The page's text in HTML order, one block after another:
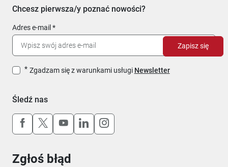
Chcesz pierwsza/y poznać nowości?
Adres e-mail
Zgadzam się z warunkami usługi Newsletter
Zapisz się
Śledź nas
Uwaga, link otworzy się w nowym oknie
Uwaga, link otworzy się w nowym oknie
Uwaga, link otworzy się w nowym
Uwaga, link otworzy się w
Uwaga, link otworzy się w
Zgłoś błąd